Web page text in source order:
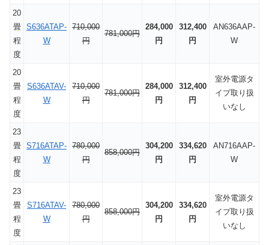
20
畳
程
度
S636ATAP-
W
710,000
円
781,000円
284,000
円
312,400
円
AN636AAP-
W
20
畳
程
度
S636ATAV-
W
710,000
円
781,000円
284,000
円
312,400
円
室外電源タ
イプ取り扱
いなし
23
畳
程
度
S716ATAP-
W
780,000
円
858,000円
304,200
円
334,620
円
AN716AAP-
W
23
畳
程
度
S716ATAV-
W
780,000
円
858,000円
304,200
円
334,620
円
室外電源タ
イプ取り扱
いなし